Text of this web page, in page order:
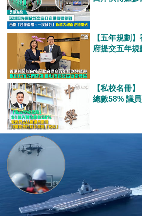
【五年規劃
府提交五年規
【私校名冊
總數58% 議